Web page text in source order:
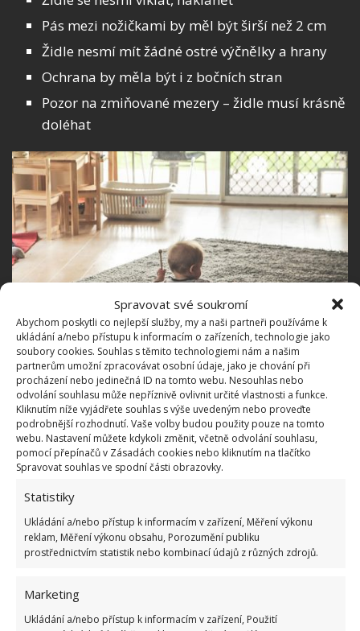
Spravovat své soukromí
Abychom poskytli co nejlepší služby, my a naši partneři používáme k
ukládání a/nebo přístupu k informacím o zařízeních, technologie jako
soubory cookies. Souhlas s těmito technologiemi nám a našim
partnerům umožní zpracovávat osobní údaje, jako je chování při
procházení nebo jedinečná ID na tomto webu. Nesouhlas nebo
odvolání souhlasu může nepříznivě ovlivnit určité vlastnosti a funkce.
Kliknutím níže vyjádřete souhlas s výše uvedeným nebo proveďte
podrobnější rozhodnutí. Vaše volby budou použity pouze na tomto
webu. Nastavení můžete kdykoli změnit, včetně odvolání souhlasu,
pomocí přepínačů v Zásadách cookies nebo kliknutím na tlačítko
Spravovat souhlas ve spodní části obrazovky.
Statistiky
Ukládání a/nebo přístup k informacím v zařízení, Měření výkonu
reklam, Měření výkonu obsahu, Porozumění publiku
prostřednictvím statistik nebo kombinací údajů z různých zdrojů.
Marketing
Ukládání a/nebo přístup k informacím v zařízení, Použití
Pás mezi nožičkami by měl být širší než 2 cm
Židle nesmí mít žádné ostré výčnělky a hrany
Ochrana by měla být i z bočních stran
Pozor na zmiňované mezery – židle musí krásně
doléhat
Kryty zásuvek a kabelů
Nezapomeňte veškeré zásuvky a kabely opatřit
kryty. Děti se právě o tyto nebezpečné věci dost
předměty tam, kde nemají. I když zásuvku a kabely
opatříte krytem, zamaskujte ještě třeba stolečkem.